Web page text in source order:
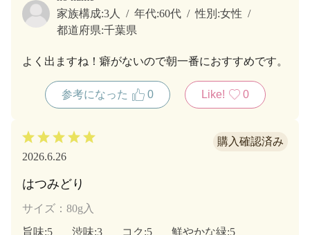
家族構成:3人 年代:60代 性別:女性
都道府県:千葉県
よく出ますね！癖がないので朝一番におすすめです。
参考になった 0 Like! 0
2026.6.26
はつみどり
サイズ：80g入
旨味:5 渋味:3 コク :5 鮮やかな緑:5